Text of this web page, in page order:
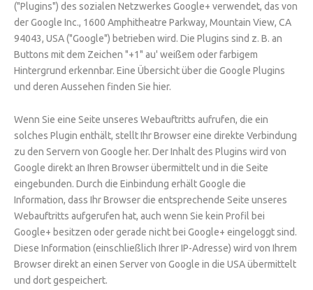
("Plugins") des sozialen Netzwerkes Google+ verwendet, das von
der Google Inc., 1600 Amphitheatre Parkway, Mountain View, CA
94043, USA ("Google") betrieben wird. Die Plugins sind z. B. an
Buttons mit dem Zeichen "+1" au' weißem oder farbigem
Hintergrund erkennbar. Eine Übersicht über die Google Plugins
und deren Aussehen finden Sie hier.
Wenn Sie eine Seite unseres Webauftritts aufrufen, die ein
solches Plugin enthält, stellt Ihr Browser eine direkte Verbindung
zu den Servern von Google her. Der Inhalt des Plugins wird von
Google direkt an Ihren Browser übermittelt und in die Seite
eingebunden. Durch die Einbindung erhält Google die
Information, dass Ihr Browser die entsprechende Seite unseres
Webauftritts aufgerufen hat, auch wenn Sie kein Profil bei
Google+ besitzen oder gerade nicht bei Google+ eingeloggt sind.
Diese Information (einschließlich Ihrer IP-Adresse) wird von Ihrem
Browser direkt an einen Server von Google in die USA übermittelt
und dort gespeichert.